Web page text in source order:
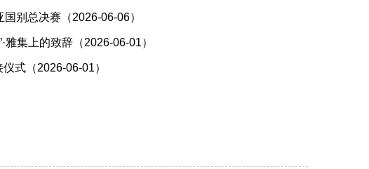
别总决赛（2026-06-06）
集上的致辞（2026-06-01）
式（2026-06-01）